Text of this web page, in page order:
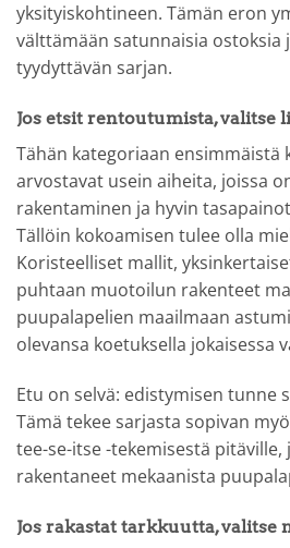
yksityiskohtineen. Tämän eron
välttämään satunnaisia ostoksia
tyydyttävän sarjan.
Jos etsit rentoutumista, valitse
Tähän kategoriaan
arvostavat usein aiheita, joissa
rakentaminen ja hyvin
Tällöin kokoamisen tulee olla
Koristeelliset mallit,
puhtaan muotoilun rakenteet
puupalapelien maailmaan
olevansa koetuksella jokaisessa
Etu on selvä: edistymisen tunne
Tämä tekee sarjasta sopivan
tee-se-itse -tekemisestä pitäville,
rakentaneet mekaanista
Jos rakastat tarkkuutta, valitse